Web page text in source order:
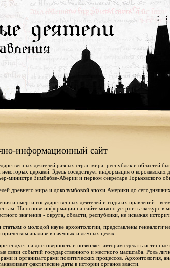
информационный сайт
деятелей разных стран мира, республик и областей
церквей. Здесь соседствует информация о королевских
министре Зимбабве-Аберии и первом секретаре Горьковского
древнего мира и доколумбовой эпохи Америки до
и смерти государственных деятелей и годы их правлений -
На основе информации на сайте можно устроить экскурс в
значения - округа, области, республики, не искажая
о молодой науке архонтологии, представлены
анализе в научных и личных целях.
на достоверность и позволяет авторам сделать истинные
связи событий государственного и местного масштаба. Роль
и организаторами политических процессов. Архонтология,
фактические даты в истории органов власти.